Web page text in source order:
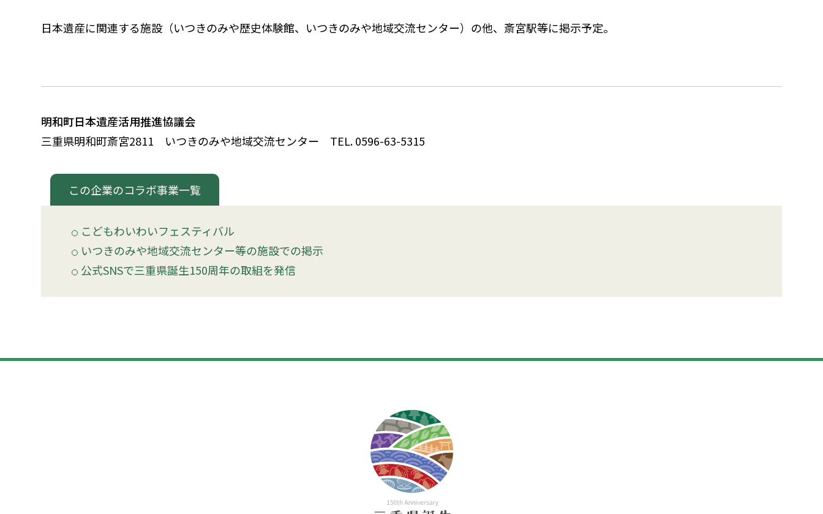
日本遺産に関連する施設（いつきのみや歴史体験館、いつきのみや地域交流センター）の他、斎宮駅等に掲示予定。
明和町日本遺産活用推進協議会
三重県明和町斎宮2811 いつきのみや地域交流センター TEL. 0596-63-5315
この企業のコラボ事業一覧
こどもわいわいフェスティバル
いつきのみや地域交流センター等の施設での掲示
公式SNSで三重県誕生150周年の取組を発信